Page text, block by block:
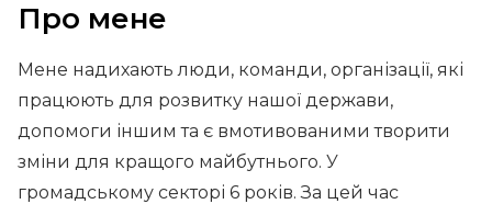
Про мене
Мене надихають люди, команди, організації, які
працюють для розвитку нашої держави,
допомоги іншим та є вмотивованими творити
зміни для кращого майбутнього. У
громадському секторі 6 років. За цей час